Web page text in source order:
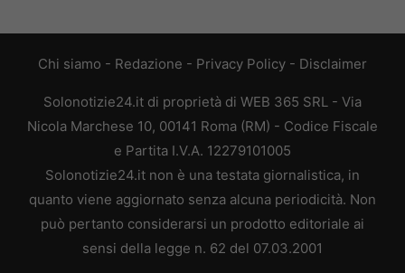
Chi siamo - Redazione - Privacy Policy - Disclaimer
Solonotizie24.it di proprietà di WEB 365 SRL - Via
Nicola Marchese 10, 00141 Roma (RM) - Codice Fiscale
e Partita I.V.A. 12279101005
Solonotizie24.it non è una testata giornalistica, in
quanto viene aggiornato senza alcuna periodicità. Non
può pertanto considerarsi un prodotto editoriale ai
sensi della legge n. 62 del 07.03.2001